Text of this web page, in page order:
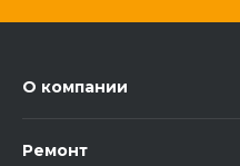
О компании
Ремонт